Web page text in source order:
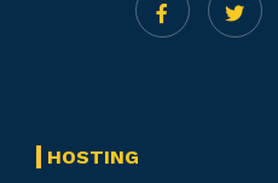
HOSTING